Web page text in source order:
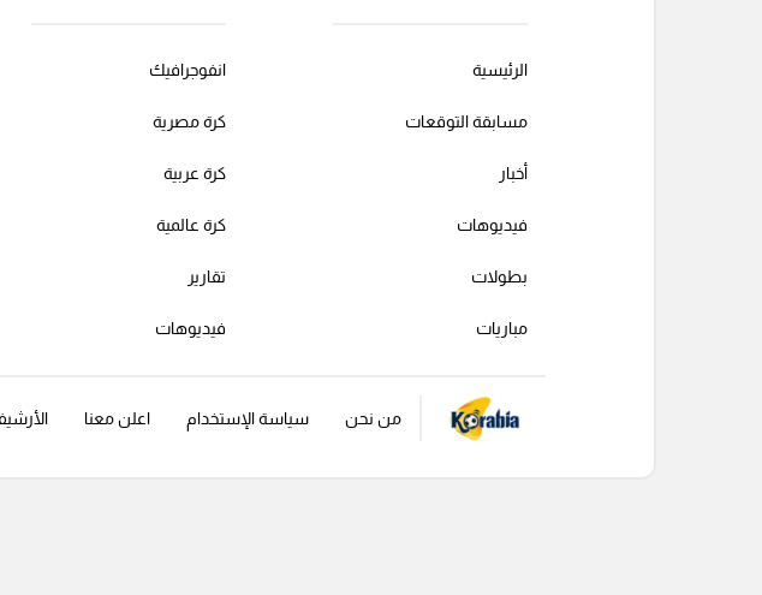
الرئيسية
مسابقة التوقعات
أخبار
فيديوهات
بطولات
مباريات
انفوجرافيك
كرة مصرية
كرة عربية
كرة عالمية
تقارير
فيديوهات
من نحن سياسة الإستخدام اعلن معنا